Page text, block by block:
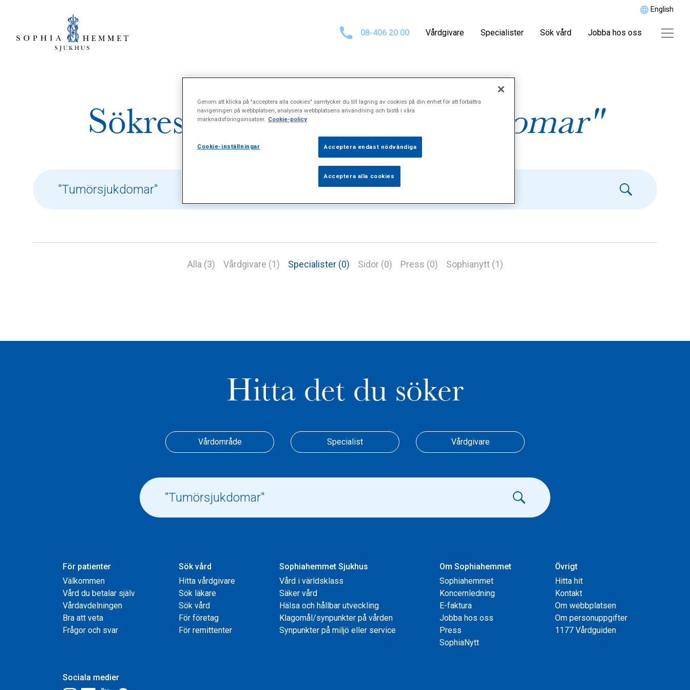
English
08-406 20 00 Vårdgivare Specialister Sök vård Jobba hos oss
Sökresultat för"Tumörsjukdomar"
Alla (3) Vårdgivare (1) Specialister (0) Sidor (0) Press (0) Sophianytt (1)
Hitta det du söker
Vårdområde Specialist Vårdgivare
För patienter
Välkommen
Vård du betalar själv
Vårdavdelningen
Bra att veta
Frågor och svar
Sök vård
Hitta vårdgivare
Sök läkare
Sök vård
För företag
För remittenter
Sophiahemmet Sjukhus
Vård i världsklass
Säker vård
Hälsa och hållbar utveckling
Klagomål/synpunkter på vården
Synpunkter på miljö eller service
Om Sophiahemmet
Sophiahemmet
Koncernledning
E-faktura
Jobba hos oss
Press
SophiaNytt
Övrigt
Hitta hit
Kontakt
Om webbplatsen
Om personuppgifter
1177 Vårdguiden
Sociala medier
Genom att klicka på "acceptera alla cookies" samtycker du till lagring av cookies på din enhet för att förbättra
navigeringen på webbplatsen, analysera webbplatsens användning och bistå i våra
marknadsföringsinsatser. Cookie-policy
Cookie-inställningar Acceptera endast nödvändiga
Acceptera alla cookies